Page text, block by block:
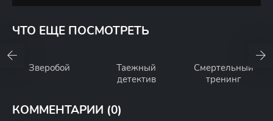
ЧТО ЕЩЕ ПОСМОТРЕТЬ
Зверобой
Таежный
детектив
Смертельный
тренинг
КОММЕНТАРИИ (0)